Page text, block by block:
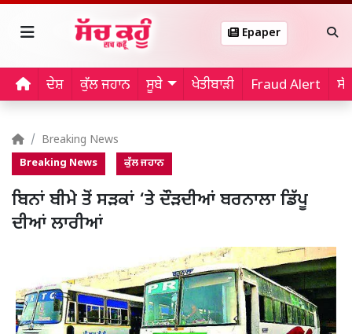
Epaper
ਦੇਸ਼ ਕੁੱਲ ਜਹਾਨ ਸੂਬੇ ਖੇਤੀਬਾੜੀ Fraud Alert
Breaking News
Breaking News ਕੁੱਲ ਜਹਾਨ
ਬਿਨਾਂ ਬੀਮੇ ਤੋਂ ਸੜਕਾਂ ‘ਤੇ ਦੌੜਦੀਆਂ ਬਰਨਾਲਾ ਡਿੱਪੂ
ਦੀਆਂ ਲਾਰੀਆਂ